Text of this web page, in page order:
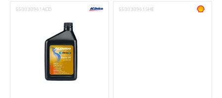
550030961ACD 550030961SHE